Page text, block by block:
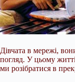
Дівчата в мережі,
погляд. У цьому житті
ми розібратися в